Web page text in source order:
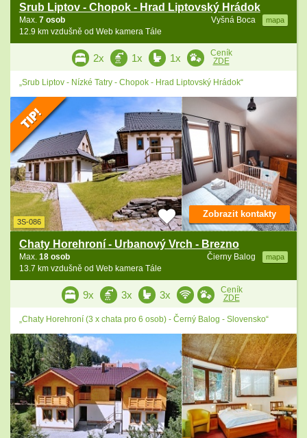
Srub Liptov - Chopok - Hrad Liptovský Hrádok
Vyšná Boca mapa
Max. 7 osob
12.9 km vzdušně od Web kamera Tále
2x 1x 1x
Ceník
ZDE
„Srub Liptov - Nízké Tatry - Chopok - Hrad Liptovský Hrádok“
3S-086
Chaty Horehroní - Urbanový Vrch - Brezno
Čierny Balog mapa
Max. 18 osob
13.7 km vzdušně od Web kamera Tále
Zobrazit kontakty
9x 3x 3x
Ceník
ZDE
„Chaty Horehroní (3 x chata pro 6 osob) - Černý Balog - Slovensko“